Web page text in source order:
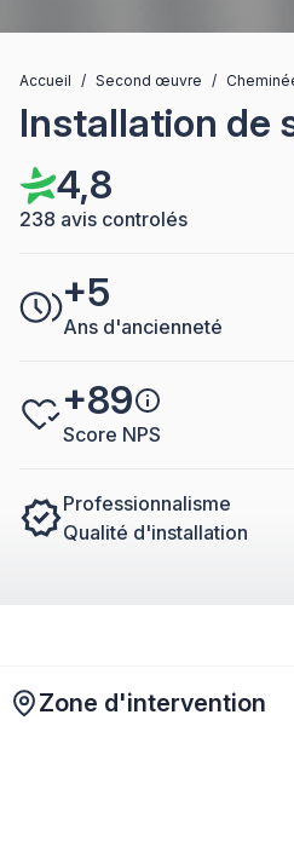
Accueil / Second œuvre /
Installation de
4,8
238 avis controlés
+5
Ans d'ancienneté
+89
Score NPS
Professionnalisme
Qualité d'installation
Zone d'intervention